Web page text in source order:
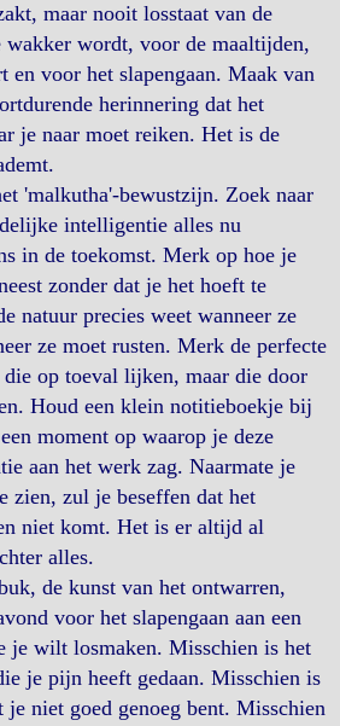
maar nooit losstaat van de
wakker wordt, voor de maaltijden,
en voor het slapengaan. Maak van
herinnering dat het
je naar moet reiken. Het is de
'malkutha'-bewustzijn. Zoek naar
intelligentie alles nu
in de toekomst. Merk op hoe je
zonder dat je het hoeft te
natuur precies weet wanneer ze
ze moet rusten. Merk de perfecte
op toeval lijken, maar die door
Houd een klein notitieboekje bij
moment op waarop je deze
aan het werk zag. Naarmate je
zien, zul je beseffen dat het
niet komt. Het is er altijd al
alles.
de kunst van het ontwarren,
voor het slapengaan aan een
je wilt losmaken. Misschien is het
je pijn heeft gedaan. Misschien is
niet goed genoeg bent. Misschien